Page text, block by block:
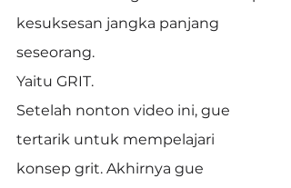
kesuksesan jangka panjang
seseorang.
Yaitu GRIT.
Setelah nonton video ini, gue
tertarik untuk mempelajari
konsep grit. Akhirnya gue